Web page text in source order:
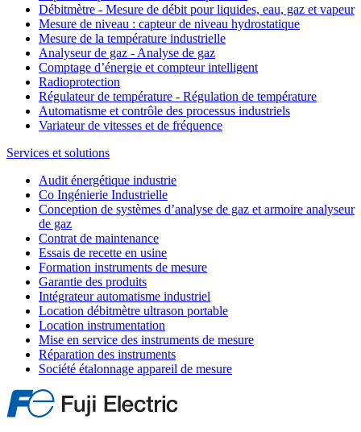
Débitmètre - Mesure de débit pour liquides, eau, gaz et vapeur
Mesure de niveau : capteur de niveau hydrostatique
Mesure de la température industrielle
Analyseur de gaz - Analyse de gaz
Comptage d’énergie et compteur intelligent
Radioprotection
Régulateur de température - Régulation de température
Automatisme et contrôle des processus industriels
Variateur de vitesses et de fréquence
Services et solutions
Audit énergétique industrie
Co Ingénierie Industrielle
Conception de systèmes d’analyse de gaz et armoire analyseur
de gaz
Contrat de maintenance
Essais de recette en usine
Formation instruments de mesure
Garantie des produits
Intégrateur automatisme industriel
Location débitmètre ultrason portable
Location instrumentation
Mise en service des instruments de mesure
Réparation des instruments
Société étalonnage appareil de mesure